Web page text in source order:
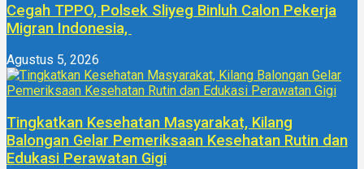
Cegah TPPO, Polsek Sliyeg Binluh Calon Pekerja
Migran Indonesia,
Agustus 5, 2026
Tingkatkan Kesehatan Masyarakat, Kilang
Balongan Gelar Pemeriksaan Kesehatan Rutin dan
Edukasi Perawatan Gigi